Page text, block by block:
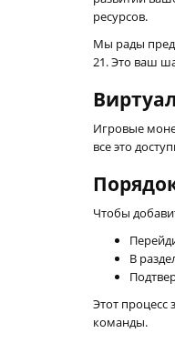
ресурсов.
Мы рады
21. Это ваш
Игровые
все это
Чтобы
В
Этот
команды.